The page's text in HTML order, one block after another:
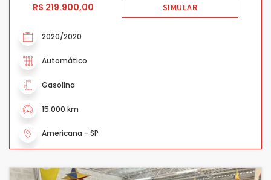
R$ 219.900,00
SIMULAR
2020/2020
Automático
Gasolina
15.000 km
Americana - SP